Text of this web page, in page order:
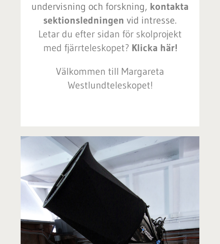
undervisning och forskning, kontakta
sektionsledningen vid intresse.
Letar du efter sidan för skolprojekt
med fjärrteleskopet? Klicka här!
Välkommen till Margareta
Westlundteleskopet!